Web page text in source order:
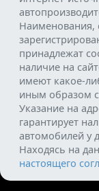
Наименования,
принадлежат
наличие на
имеют какое-
иным образом
Указание на
гарантирует
автомобилей у
Находясь на
настоящего